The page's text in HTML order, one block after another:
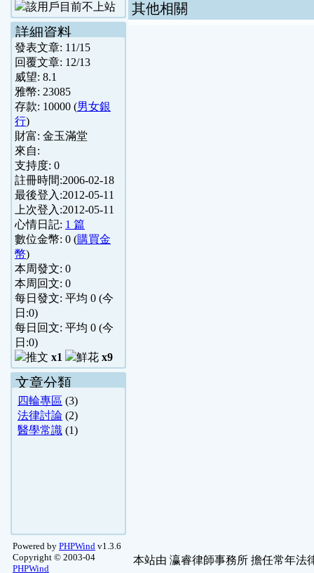
詳細資料
發表文章: 11/15
回覆文章: 12/13
威望: 8.1
雅幣: 23085
存款: 10000 (男女銀
行)
財富: 金玉滿堂
來自:
支持度: 0
註冊時間:2006-02-18
最後登入:2012-05-11
上次登入:2012-05-11
心情日記: 1 篇
數位金幣: 0 (購買金
幣)
本周發文: 0
本周回文: 0
每日發文: 平均 0 (今
日:0)
每日回文: 平均 0 (今
日:0)
x1
x9
文章分類
四輪專區 (3)
法律討論 (2)
醫學常識 (1)
其他相關
Powered by PHPWind v1.3.6
Copyright © 2003-04
PHPWind
本站由 瀛睿律師事務所 擔任常年法